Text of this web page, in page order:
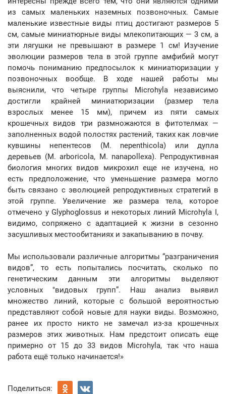
из самых маленьких наземных позвоночных. Самые
маленькие известные виды птиц достигают размеров 5
см, самые миниатюрные виды млекопитающих — 3 см, а
эти лягушки не превышают в размере 1 см! Изучение
эволюции размеров тела в этой группе амфибий могут
помочь пониманию предпосылок к миниатюризации у
позвоночных вообще. В ходе нашей работы мы
выяснили, что четыре группы Microhyla независимо
достигли крайней миниатюризации (размер тела
взрослых менее 15 мм), причем из пяти самых
крошечных видов три размножаются в фитотелмах —
заполненных водой полостях растений, таких как ловчие
кувшины непентесов (M. nepenthicola) или дупла
деревьев (M. arboricola, M. nanapollexa). Репродуктивная
биология многих видов микрохил еще не изучена, но
есть предположение, что уменьшение размера могло
быть связано с эволюцией репродуктивных стратегий в
этой группе. Увеличение же размера тела, которое
отмечено у Glyphoglossus и некоторых линий Microhyla I,
видимо, сопряжено с адаптацией к жизни в сезонно
засушливых местообитаниях и закапыванию в почву.
Мы использовали различные алгоритмы “разграничения
видов”, то есть попытались посчитать, сколько по
генетическим данным эти алгоритмы выделяют
условных "видовых групп”. Наш анализ выявил
множество линий, которые с большой вероятностью
представляют собой новые для науки виды. Возможно,
ранее их просто никто не замечал из-за крошечных
размеров этих животных. Нам предстоит описать еще
примерно от 15 до 33 видов Microhyla, так что наша
работа ещё только начинается!»
Поделиться: